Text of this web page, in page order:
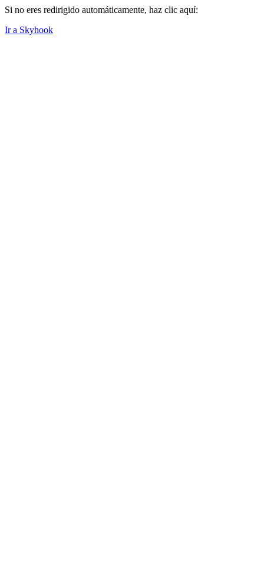
Si no eres redirigido automáticamente, haz clic aquí:
Ir a Skyhook